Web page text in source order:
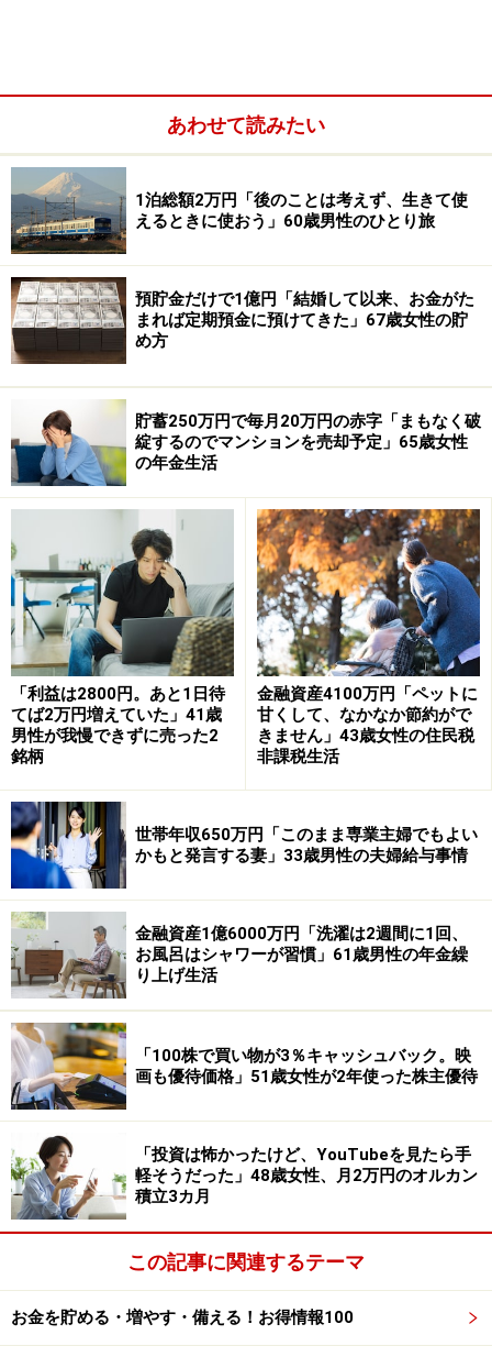
「食べていくだけでギリギリの生活」
現在の年金額について満足しているか、の問いに「満足
していない」と回答した今回の投稿者。
その理由について、「年金がとても少なく、食べていく
だけでギリギリの生活となっている。とても苦しい」と
しかし同時に「若い頃から職を転々としており、年金保
険に未加入だった時期もあって、今このようになってい
る」と、現状を冷静に受け止めているようです。
ひと月の支出は約「13万円」。年金だけでは「ほとんど
の月で足りない」と回答されています。
「週2回ほどのアルバイトで補填」
年金だけでは賄えない支出については、「週2回ほどの
アルバイトで補填（ほてん）している」そう。
「体力的にきついので長時間の勤務は無理。清掃の仕事
を週2回行っている。月の収入としては6万円ぐらい」と
あります。
年金生活においては、「電気代の節約のために極力、夏
冬ともにエアコンを最小限にしか使わないようにしてい
る。食材も、なるべくスーパーのタイムセールで買うよ
うにしている。特に半額になる時間帯に」と工夫してい
るとのことです。
あわせて読みたい
1泊総額2万円「後のことは考えず、生きて使
えるときに使おう」60歳男性のひとり旅
預貯金だけで1億円「結婚して以来、お金がた
まれば定期預金に預けてきた」67歳女性の貯
め方
貯蓄250万円で毎月20万円の赤字「まもなく破
綻するのでマンションを売却予定」65歳女性
の年金生活
「利益は2800円。あと1日待
てば2万円増えていた」41歳
男性が我慢できずに売った2
銘柄
金融資産4100万円「ペットに
甘くして、なかなか節約がで
きません」43歳女性の住民税
非課税生活
世帯年収650万円「このまま専業主婦でもよい
かもと発言する妻」33歳男性の夫婦給与事情
金融資産1億6000万円「洗濯は2週間に1回、
お風呂はシャワーが習慣」61歳男性の年金繰
り上げ生活
「100株で買い物が3％キャッシュバック。映
画も優待価格」51歳女性が2年使った株主優待
「投資は怖かったけど、YouTubeを見たら手
軽そうだった」48歳女性、月2万円のオルカン
積立3カ月
この記事に関連するテーマ
お金を貯める・増やす・備える！お得情報100